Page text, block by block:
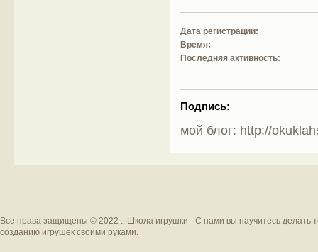
Дата регистрации:
Время:
Последняя активность:
Подпись:
мой блог: http://
Все права защищены © 2022 :: Школа игрушки - С нами вы научитесь делать
созданию игрушек своими руками.